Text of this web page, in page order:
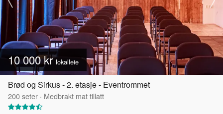
10 000 krlokalleie
Brød og Sirkus - 2. etasje - Eventrommet
200seter · Medbrakt mat tillatt